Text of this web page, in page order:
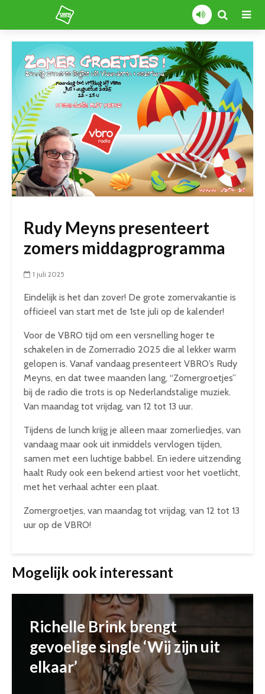
Rudy Meyns presenteert
zomers middagprogramma
1 juli 2025
Eindelijk is het dan zover! De grote zomervakantie is
officieel van start met de 1ste juli op de kalender!
Voor de VBRO tijd om een versnelling hoger te
schakelen in de Zomerradio 2025 die al lekker warm
gelopen is. Vanaf vandaag presenteert VBRO’s Rudy
Meyns, en dat twee maanden lang, “Zomergroetjes”
bij de radio die trots is op Nederlandstalige muziek.
Van maandag tot vrijdag, van 12 tot 13 uur.
Tijdens de lunch krijg je alleen maar zomerliedjes, van
vandaag maar ook uit inmiddels vervlogen tijden,
samen met een luchtige babbel. En iedere uitzending
haalt Rudy ook een bekend artiest voor het voetlicht,
met het verhaal achter een plaat.
Zomergroetjes, van maandag tot vrijdag, van 12 tot 13
uur op de VBRO!
Mogelijk ook interessant
Richelle Brink brengt
gevoelige single ‘Wij zijn uit
elkaar’